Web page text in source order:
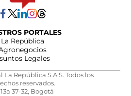
PORTALES
La República
Legales
República S.A.S. Todos los
reservados.
37-32, Bogotá